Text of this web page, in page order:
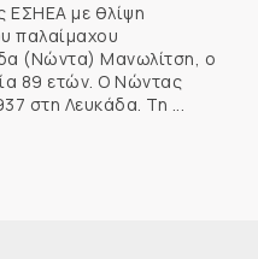
ΕΣΗΕΑ με θλίψη
παλαίμαχου
(Νώντα) Μανωλίτση, ο
89 ετών. Ο Νώντας
στη Λευκάδα. Τη ...